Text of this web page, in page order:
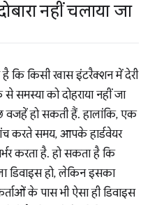
नहीं चलाया जा
कि किसी खास इंटरैक्शन में देरी
समस्या को दोहराया नहीं जा
वजहें हो सकती हैं. हालांकि, एक
करते समय, आपके हार्डवेयर
करता है. हो सकता है कि
हो, लेकिन इसका
के पास भी ऐसा ही डिवाइस